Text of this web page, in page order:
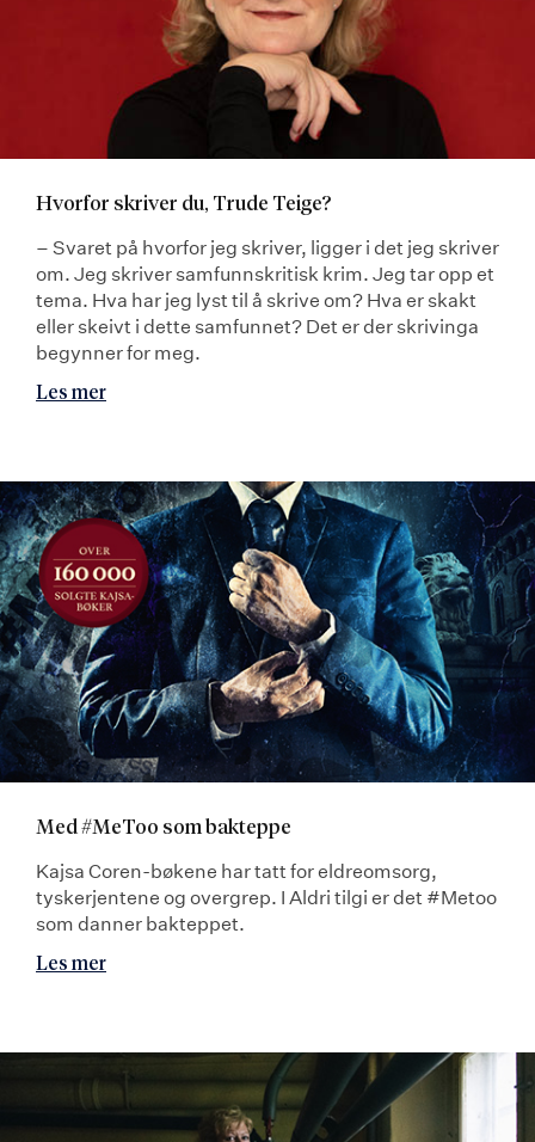
Hvorfor skriver du, Trude Teige?
– Svaret på hvorfor jeg skriver, ligger i det jeg skriver
om. Jeg skriver samfunnskritisk krim. Jeg tar opp et
tema. Hva har jeg lyst til å skrive om? Hva er skakt
eller skeivt i dette samfunnet? Det er der skrivinga
begynner for meg.
Les mer
Med #MeToo som bakteppe
Kajsa Coren-bøkene har tatt for eldreomsorg,
tyskerjentene og overgrep. I Aldri tilgi er det #Metoo
som danner bakteppet.
Les mer